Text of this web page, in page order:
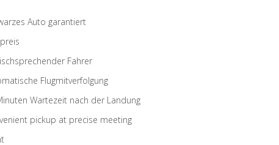
Auto garantiert
Fahrer
Flugmitverfolgung
Wartezeit nach der Landung
pickup at precise meeting